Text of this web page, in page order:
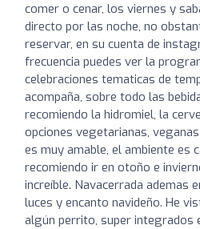
comer o cenar, los viernes y
directo por las noche, no
reservar, en su cuenta de
frecuencia puedes ver la
celebraciones tematicas de
acompaña, sobre todo las
recomiendo la hidromiel, la
opciones vegetarianas,
es muy amable, el ambiente es
recomiendo ir en otoño e
increíble. Navacerrada ademas
luces y encanto navideño. He
algún perrito, super integrados